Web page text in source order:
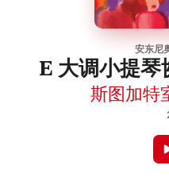
安东尼
E 大调小提
斯图加特